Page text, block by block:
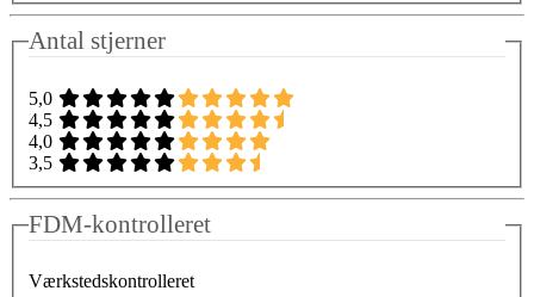
Antal stjerner
5,0
4,5
4,0
3,5
FDM-kontrolleret
Værkstedskontrolleret